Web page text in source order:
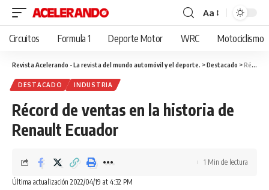
Cambiar
tamaño
fuente
Aa
Circuitos Formula 1 Deporte Motor WRC Motociclismo
Revista Acelerando - La revista del mundo automóvil y el deporte. >Destacado >Récord de ventas en la historia de Renault Ecuador
DESTACADO INDUSTRIA
Récord de ventas en la historia de
Renault Ecuador
Última actualización 2022/04/19 at 4:32 PM
1 Min de lectura